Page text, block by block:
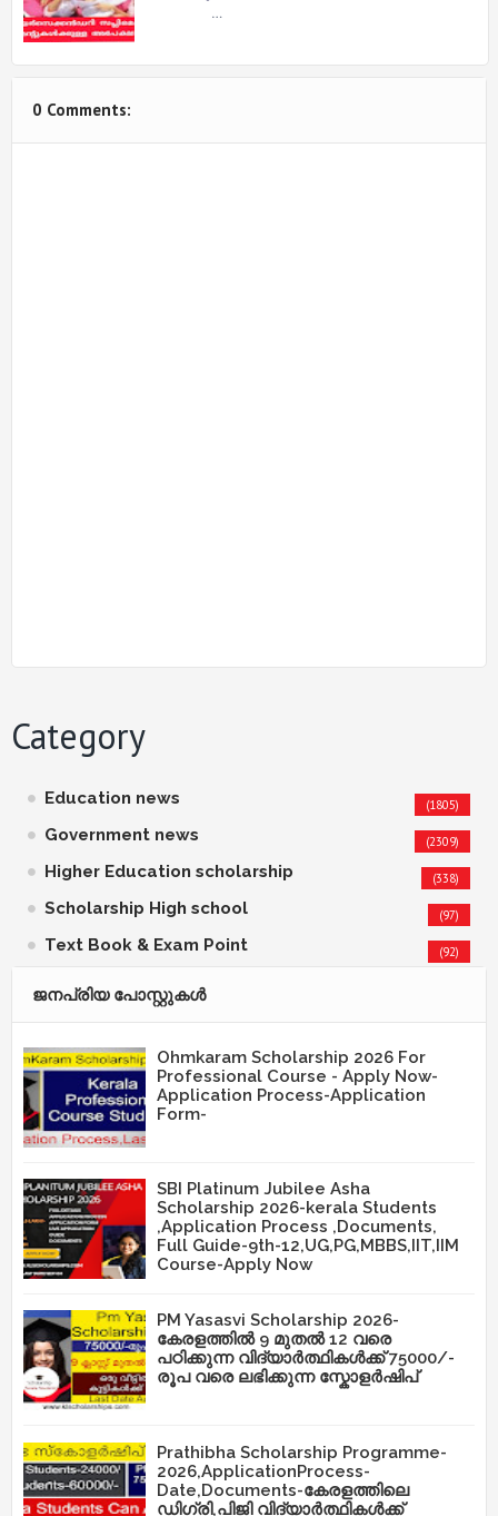
…
0 Comments:
Category
Education news (1805)
Government news (2309)
Higher Education scholarship (338)
Scholarship High school (97)
Text Book & Exam Point (92)
ജനപ്രിയ പോസ്റ്റുകള്‍‌
Ohmkaram Scholarship 2026 For
Professional Course - Apply Now-
Application Process-Application
Form-
SBI Platinum Jubilee Asha
Scholarship 2026-kerala Students
,Application Process ,Documents,
Full Guide-9th-12,UG,PG,MBBS,IIT,IIM
Course-Apply Now
PM Yasasvi Scholarship 2026-
കേരളത്തിൽ 9 മുതൽ 12 വരെ
പഠിക്കുന്ന വിദ്യാർത്ഥികൾക്ക് 75000/-
രൂപ വരെ ലഭിക്കുന്ന സ്കോളർഷിപ്
Prathibha Scholarship Programme-
2026,ApplicationProcess-
Date,Documents-കേരളത്തിലെ
ഡിഗ്രി,പിജി വിദ്യാർത്ഥികൾക്ക്